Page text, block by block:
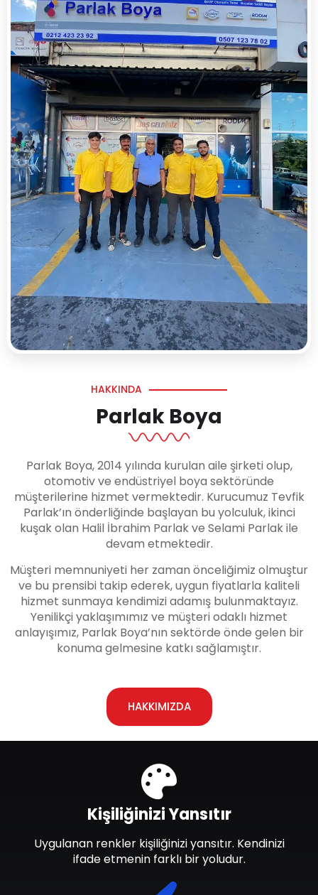
HAKKINDA
Parlak Boya
Parlak Boya, 2014 yılında kurulan aile şirketi olup,
otomotiv ve endüstriyel boya sektöründe
müşterilerine hizmet vermektedir. Kurucumuz Tevfik
Parlak’ın önderliğinde başlayan bu yolculuk, ikinci
kuşak olan Halil İbrahim Parlak ve Selami Parlak ile
devam etmektedir.
Müşteri memnuniyeti her zaman önceliğimiz olmuştur
ve bu prensibi takip ederek, uygun fiyatlarla kaliteli
hizmet sunmaya kendimizi adamış bulunmaktayız.
Yenilikçi yaklaşımımız ve müşteri odaklı hizmet
anlayışımız, Parlak Boya’nın sektörde önde gelen bir
konuma gelmesine katkı sağlamıştır.
HAKKIMIZDA
Kişiliğinizi Yansıtır
Uygulanan renkler kişiliğinizi yansıtır. Kendinizi
ifade etmenin farklı bir yoludur.